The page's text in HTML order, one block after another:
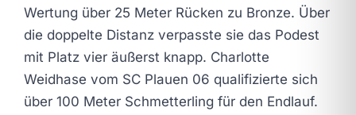
Wertung über 25 Meter Rücken zu Bronze. Über
die doppelte Distanz verpasste sie das Podest
mit Platz vier äußerst knapp. Charlotte
Weidhase vom SC Plauen 06 qualifizierte sich
über 100 Meter Schmetterling für den Endlauf.